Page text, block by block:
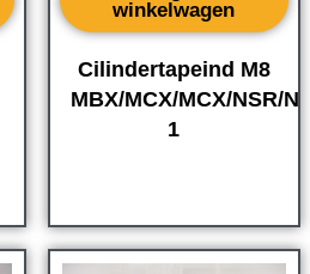
Cilindertapeind M8
MBX/MCX/MCX/NSR/NS-
1
winkelwagen